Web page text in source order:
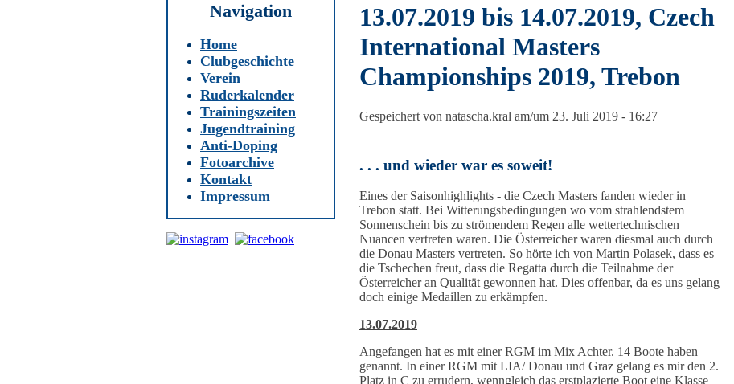
Navigation
Home
Clubgeschichte
Verein
Ruderkalender
Trainingszeiten
Jugendtraining
Anti-Doping
Fotoarchive
Kontakt
Impressum
13.07.2019 bis 14.07.2019, Czech
International Masters
Championships 2019, Trebon
Gespeichert von natascha.kral am/um 23. Juli 2019 - 16:27
. . . und wieder war es soweit!
Eines der Saisonhighlights - die Czech Masters fanden wieder in
Trebon statt. Bei Witterungsbedingungen wo vom strahlendstem
Sonnenschein bis zu strömendem Regen alle wettertechnischen
Nuancen vertreten waren. Die Österreicher waren diesmal auch durch
die Donau Masters vertreten. So hörte ich von Martin Polasek, dass es
die Tschechen freut, dass die Regatta durch die Teilnahme der
Österreicher an Qualität gewonnen hat. Dies offenbar, da es uns gelang
doch einige Medaillen zu erkämpfen.
13.07.2019
Angefangen hat es mit einer RGM im Mix Achter. 14 Boote haben
genannt. In einer RGM mit LIA/ Donau und Graz gelang es mir den 2.
Platz in C zu errudern, wenngleich das erstplazierte Boot eine Klasse